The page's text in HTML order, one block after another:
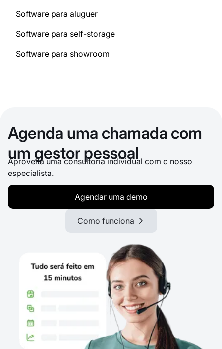
Software para aluguer
Software para self-storage
Software para showroom
Agenda uma chamada com
um gestor pessoal
Aproveita uma consultoria individual com o nosso
especialista.
Agendar uma demo
Como funciona